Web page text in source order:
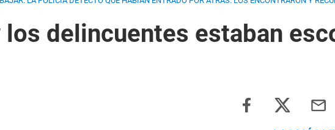
delincuentes estaban